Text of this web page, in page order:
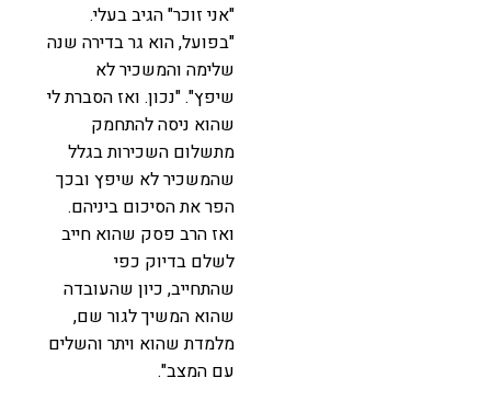
"אני זוכר" הגיב בעלי.
"בפועל, הוא גר בדירה שנה
שלימה והמשכיר לא
שיפץ". "נכון. ואז הסברת לי
שהוא ניסה להתחמק
מתשלום השכירות בגלל
שהמשכיר לא שיפץ ובכך
הפר את הסיכום ביניהם.
ואז הרב פסק שהוא חייב
לשלם בדיוק כפי
שהתחייב, כיון שהעובדה
שהוא המשיך לגור שם,
מלמדת שהוא ויתר והשלים
עם המצב".